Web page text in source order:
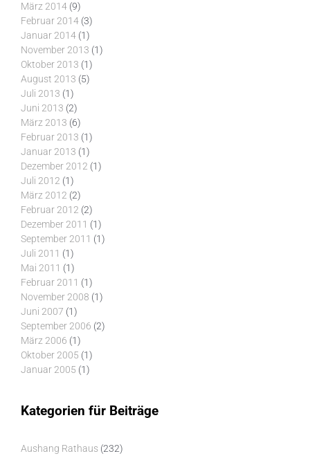
März 2014 (9)
Februar 2014 (3)
Januar 2014 (1)
November 2013 (1)
Oktober 2013 (1)
August 2013 (5)
Juli 2013 (1)
Juni 2013 (2)
März 2013 (6)
Februar 2013 (1)
Januar 2013 (1)
Dezember 2012 (1)
Juli 2012 (1)
März 2012 (2)
Februar 2012 (2)
Dezember 2011 (1)
September 2011 (1)
Juli 2011 (1)
Mai 2011 (1)
Februar 2011 (1)
November 2008 (1)
Juni 2007 (1)
September 2006 (2)
März 2006 (1)
Oktober 2005 (1)
Januar 2005 (1)
Kategorien für Beiträge
Aushang Rathaus (232)